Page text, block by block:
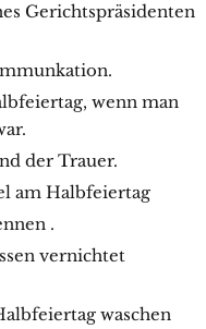
Gerichtspräsidenten
wenn man
der Trauer.
am Halbfeiertag
.
vernichtet
waschen